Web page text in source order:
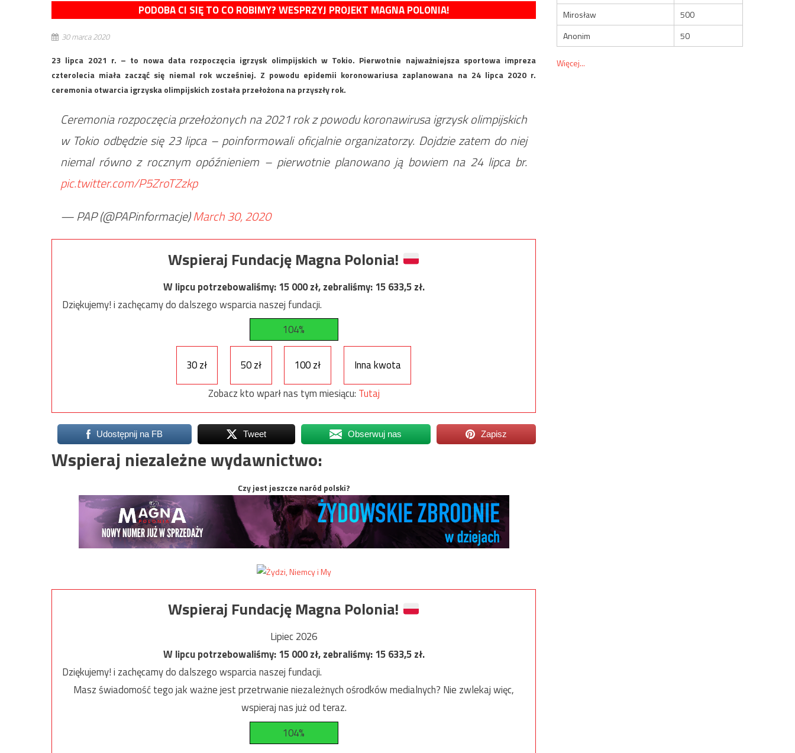
PODOBA CI SIĘ TO CO ROBIMY? WESPRZYJ PROJEKT MAGNA POLONIA!
30 marca 2020
23 lipca 2021 r. – to nowa data rozpoczęcia igrzysk olimpijskich w Tokio. Pierwotnie najważniejsza sportowa impreza
czterolecia miała zacząć się niemal rok wcześniej. Z powodu epidemii koronowariusa zaplanowana na 24 lipca 2020 r.
ceremonia otwarcia igrzyska olimpijskich została przełożona na przyszły rok.
Ceremonia rozpoczęcia przełożonych na 2021 rok z powodu koronawirusa igrzysk olimpijskich
w Tokio odbędzie się 23 lipca – poinformowali oficjalnie organizatorzy. Dojdzie zatem do niej
niemal równo z rocznym opóźnieniem – pierwotnie planowano ją bowiem na 24 lipca br.
pic.twitter.com/P5ZroTZzkp
— PAP (@PAPinformacje)March 30, 2020
Wspieraj Fundację Magna Polonia!
W lipcu potrzebowaliśmy:15 000zł, zebraliśmy:15 633,5zł.
Dziękujemy! i zachęcamy do dalszego wsparcia naszej fundacji.
104%
30 zł 50 zł 100 zł
Inna kwota
Zobacz kto wparł nas tym miesiącu: Tutaj
Udostępnij na FB Tweet Obserwuj nas Zapisz
Wspieraj niezależne wydawnictwo:
Czy jest jeszcze naród polski?
Wspieraj Fundację Magna Polonia!
Lipiec 2026
W lipcu potrzebowaliśmy:15 000zł, zebraliśmy:15 633,5zł.
Dziękujemy! i zachęcamy do dalszego wsparcia naszej fundacji.
Masz świadomość tego jak ważne jest przetrwanie niezależnych ośrodków medialnych? Nie zwlekaj więc,
wspieraj nas już od teraz.
104%
Mirosław
500
Anonim
50
Więcej...